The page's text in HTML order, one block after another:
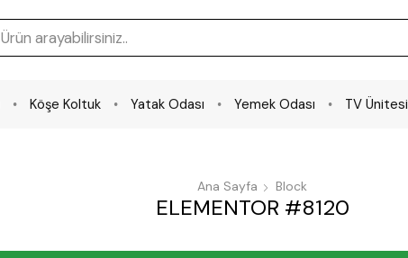
Köşe Koltuk Yatak Odası Yemek Odası TV Ünitesi
Ana Sayfa Block
ELEMENTOR #8120